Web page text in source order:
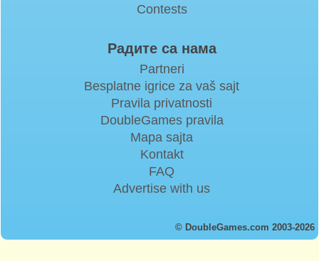
Contests
Радите са нама
Partneri
Besplatne igrice za vaš sajt
Pravila privatnosti
DoubleGames pravila
Mapa sajta
Kontakt
FAQ
Advertise with us
© DoubleGames.com 2003-2026